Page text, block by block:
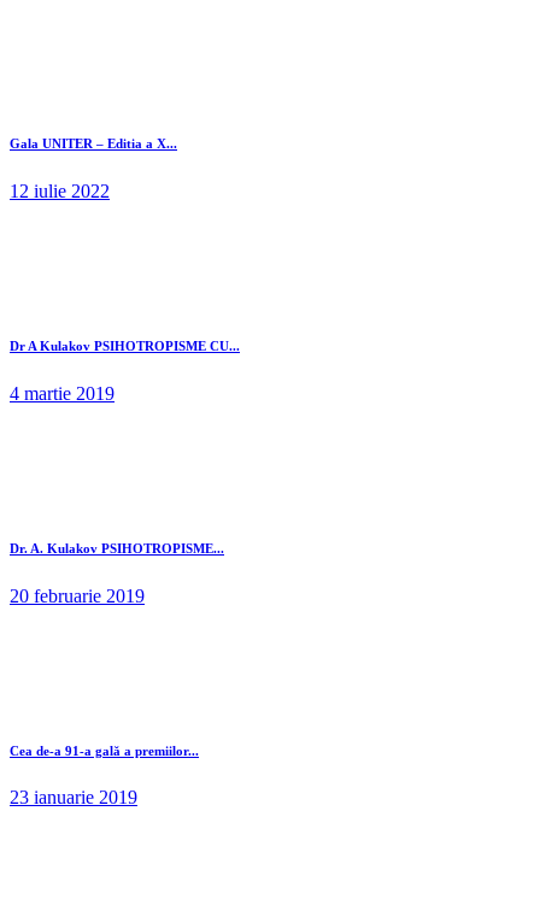
Gala UNITER – Editia a X...
12 iulie 2022
Dr A Kulakov PSIHOTROPISME CU...
4 martie 2019
Dr. A. Kulakov PSIHOTROPISME...
20 februarie 2019
Cea de-a 91-a gală a premiilor...
23 ianuarie 2019